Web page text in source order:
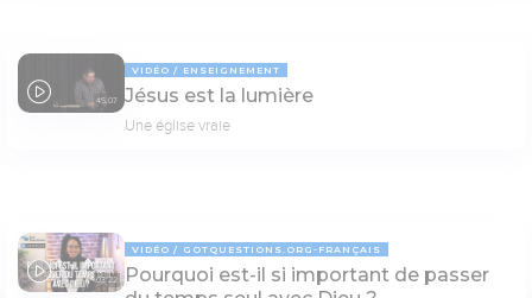
45:07
VIDÉO ENSEIGNEMENT
Jésus est la lumière
Une église vraie
03:22
VIDÉO GOTQUESTIONS.ORG-FRANÇAIS
Pourquoi est-il si important de passer